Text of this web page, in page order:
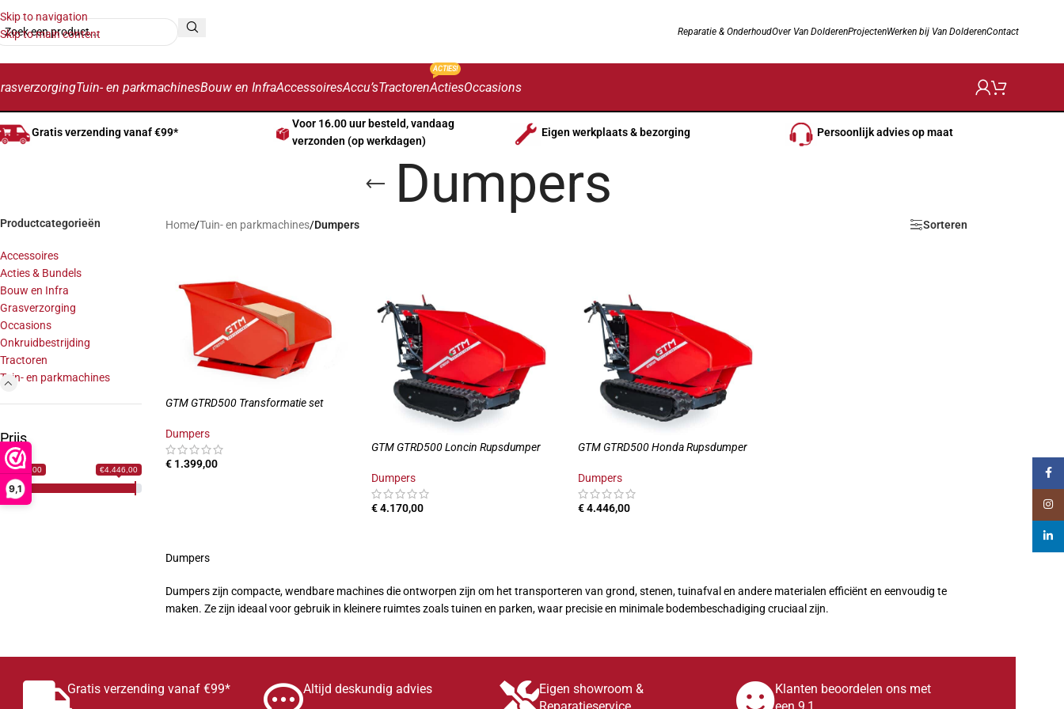
9,1
Skip to navigation
Skip to main content
Reparatie & OnderhoudOver Van DolderenProjectenWerken bij Van DolderenContact
Tuin- en parkmachinesBouw en InfraAccessoiresAccu’sTractorenActies
ACTIES!
Occasions
Gratis verzending vanaf €99*
Voor 16.00 uur besteld, vandaag
verzonden (op werkdagen)
Eigen werkplaats & bezorging Persoonlijk advies op maat
Dumpers
Productcategorieën
Accessoires
Acties & Bundels
Bouw en Infra
Grasverzorging
Occasions
Onkruidbestrijding
Tractoren
Tuin- en parkmachines
Prijs
€1.399,00 €4.446,00
Home/Tuin- en parkmachines/Dumpers Sorteren
GTM GTRD500 Transformatie set
Dumpers
€1.399,00
GTM GTRD500 Loncin Rupsdumper
Dumpers
€4.170,00
GTM GTRD500 Honda Rupsdumper
Dumpers
€4.446,00
Dumpers
Dumpers zijn compacte, wendbare machines die ontworpen zijn om het transporteren van grond, stenen, tuinafval en andere materialen efficiënt en eenvoudig te
maken. Ze zijn ideaal voor gebruik in kleinere ruimtes zoals tuinen en parken, waar precisie en minimale bodembeschadiging cruciaal zijn.
Gratis verzending vanaf €99* Altijd deskundig advies
Eigen showroom &
Reparatieservice
Klanten beoordelen ons met
een 9,1